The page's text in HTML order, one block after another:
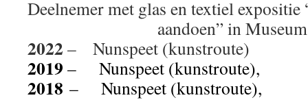
Deelnemer met glas en textiel
aandoen” in Museum
2022 – Nunspeet (kunstroute)
2019 – Nunspeet (kunstroute),
2018 – Nunspeet (kunstroute),